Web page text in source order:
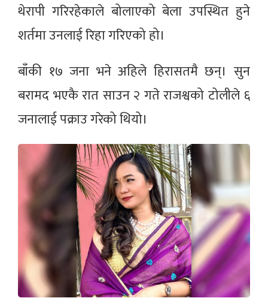
थेरापी गरिरहेकाले बोलाएको बेला उपस्थित हुने
शर्तमा उनलाई रिहा गरिएको हो।
बाँकी १७ जना भने अहिले हिरासतमै छन्। सुन
बरामद भएकै रात साउन २ गते राजश्वको टोलीले ६
जनालाई पक्राउ गरेको थियो।